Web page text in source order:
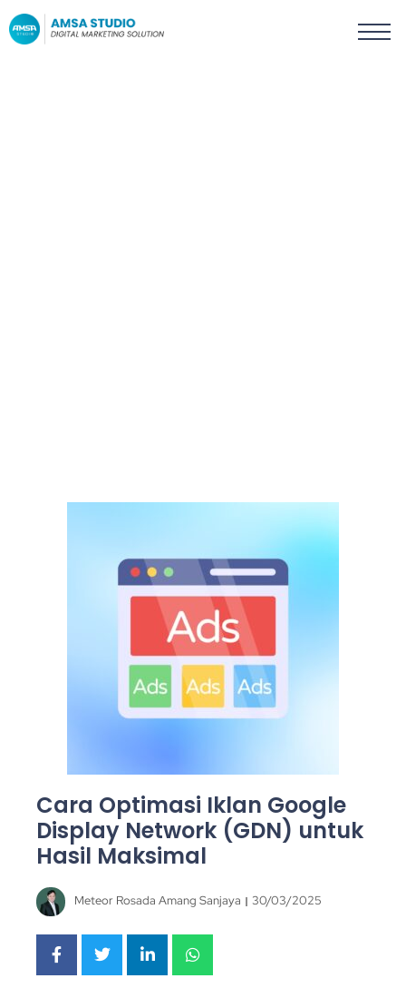
Cara Optimasi Iklan Google
Display Network (GDN) untuk
Hasil Maksimal
Meteor Rosada Amang Sanjaya 30/03/2025